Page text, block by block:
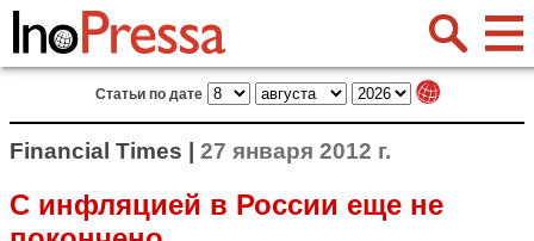
Статьи по дате
Financial Times | 27 января 2012 г.
С инфляцией в России еще не